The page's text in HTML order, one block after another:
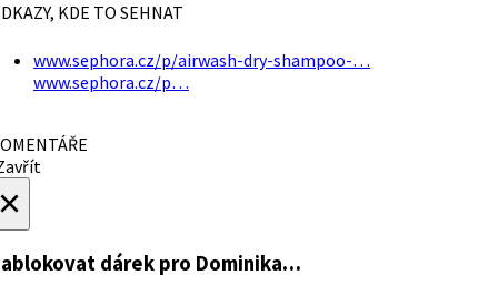
KDE TO SEHNAT
www.sephora.cz/p/airwash-dry-shampoo-…
www.sephora.cz/p…
dárek pro Dominika…